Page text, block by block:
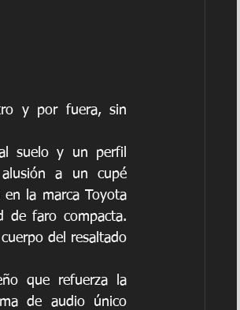
y por fuera, sin
suelo y un perfil
alusión a un cupé
la marca Toyota
de faro compacta.
del resaltado
que refuerza la
de audio único